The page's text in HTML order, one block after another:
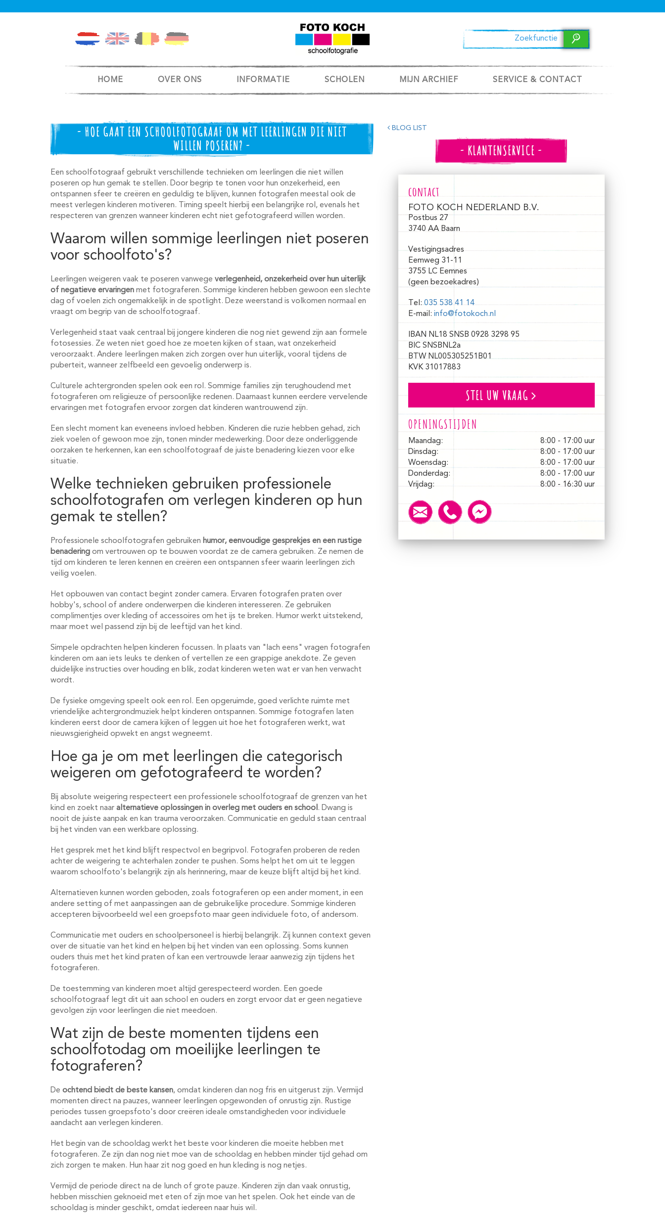
HOME OVER ONS INFORMATIE SCHOLEN MIJN ARCHIEF SERVICE & CONTACT
BLOG LIST
- HOE GAAT EEN SCHOOLFOTOGRAAF OM MET LEERLINGEN DIE NIET
WILLEN POSEREN? -
Een schoolfotograaf gebruikt verschillende technieken om leerlingen die niet willen
poseren op hun gemak te stellen. Door begrip te tonen voor hun onzekerheid, een
ontspannen sfeer te creëren en geduldig te blijven, kunnen fotografen meestal ook de
meest verlegen kinderen motiveren. Timing speelt hierbij een belangrijke rol, evenals het
respecteren van grenzen wanneer kinderen echt niet gefotografeerd willen worden.
Waarom willen sommige leerlingen niet poseren
voor schoolfoto's?
Leerlingen weigeren vaak te poseren vanwege verlegenheid, onzekerheid over hun uiterlijk
of negatieve ervaringen met fotograferen. Sommige kinderen hebben gewoon een slechte
dag of voelen zich ongemakkelijk in de spotlight. Deze weerstand is volkomen normaal en
vraagt om begrip van de schoolfotograaf.
Verlegenheid staat vaak centraal bij jongere kinderen die nog niet gewend zijn aan formele
fotosessies. Ze weten niet goed hoe ze moeten kijken of staan, wat onzekerheid
veroorzaakt. Andere leerlingen maken zich zorgen over hun uiterlijk, vooral tijdens de
puberteit, wanneer zelfbeeld een gevoelig onderwerp is.
Culturele achtergronden spelen ook een rol. Sommige families zijn terughoudend met
fotograferen om religieuze of persoonlijke redenen. Daarnaast kunnen eerdere vervelende
ervaringen met fotografen ervoor zorgen dat kinderen wantrouwend zijn.
Een slecht moment kan eveneens invloed hebben. Kinderen die ruzie hebben gehad, zich
ziek voelen of gewoon moe zijn, tonen minder medewerking. Door deze onderliggende
oorzaken te herkennen, kan een schoolfotograaf de juiste benadering kiezen voor elke
situatie.
Welke technieken gebruiken professionele
schoolfotografen om verlegen kinderen op hun
gemak te stellen?
Professionele schoolfotografen gebruiken humor, eenvoudige gesprekjes en een rustige
benadering om vertrouwen op te bouwen voordat ze de camera gebruiken. Ze nemen de
tijd om kinderen te leren kennen en creëren een ontspannen sfeer waarin leerlingen zich
veilig voelen.
Het opbouwen van contact begint zonder camera. Ervaren fotografen praten over
hobby's, school of andere onderwerpen die kinderen interesseren. Ze gebruiken
complimentjes over kleding of accessoires om het ijs te breken. Humor werkt uitstekend,
maar moet wel passend zijn bij de leeftijd van het kind.
Simpele opdrachten helpen kinderen focussen. In plaats van "lach eens" vragen fotografen
kinderen om aan iets leuks te denken of vertellen ze een grappige anekdote. Ze geven
duidelijke instructies over houding en blik, zodat kinderen weten wat er van hen verwacht
wordt.
De fysieke omgeving speelt ook een rol. Een opgeruimde, goed verlichte ruimte met
vriendelijke achtergrondmuziek helpt kinderen ontspannen. Sommige fotografen laten
kinderen eerst door de camera kijken of leggen uit hoe het fotograferen werkt, wat
nieuwsgierigheid opwekt en angst wegneemt.
Hoe ga je om met leerlingen die categorisch
weigeren om gefotografeerd te worden?
Bij absolute weigering respecteert een professionele schoolfotograaf de grenzen van het
kind en zoekt naar alternatieve oplossingen in overleg met ouders en school . Dwang is
nooit de juiste aanpak en kan trauma veroorzaken. Communicatie en geduld staan centraal
bij het vinden van een werkbare oplossing.
Het gesprek met het kind blijft respectvol en begripvol. Fotografen proberen de reden
achter de weigering te achterhalen zonder te pushen. Soms helpt het om uit te leggen
waarom schoolfoto's belangrijk zijn als herinnering, maar de keuze blijft altijd bij het kind.
Alternatieven kunnen worden geboden, zoals fotograferen op een ander moment, in een
andere setting of met aanpassingen aan de gebruikelijke procedure. Sommige kinderen
accepteren bijvoorbeeld wel een groepsfoto maar geen individuele foto, of andersom.
Communicatie met ouders en schoolpersoneel is hierbij belangrijk. Zij kunnen context geven
over de situatie van het kind en helpen bij het vinden van een oplossing. Soms kunnen
ouders thuis met het kind praten of kan een vertrouwde leraar aanwezig zijn tijdens het
fotograferen.
De toestemming van kinderen moet altijd gerespecteerd worden. Een goede
schoolfotograaf legt dit uit aan school en ouders en zorgt ervoor dat er geen negatieve
gevolgen zijn voor leerlingen die niet meedoen.
Wat zijn de beste momenten tijdens een
schoolfotodag om moeilijke leerlingen te
fotograferen?
De ochtend biedt de beste kansen, omdat kinderen dan nog fris en uitgerust zijn. Vermijd
momenten direct na pauzes, wanneer leerlingen opgewonden of onrustig zijn. Rustige
periodes tussen groepsfoto's door creëren ideale omstandigheden voor individuele
aandacht aan verlegen kinderen.
Het begin van de schooldag werkt het beste voor kinderen die moeite hebben met
fotograferen. Ze zijn dan nog niet moe van de schooldag en hebben minder tijd gehad om
zich zorgen te maken. Hun haar zit nog goed en hun kleding is nog netjes.
Vermijd de periode direct na de lunch of grote pauze. Kinderen zijn dan vaak onrustig,
hebben misschien geknoeid met eten of zijn moe van het spelen. Ook het einde van de
schooldag is minder geschikt, omdat iedereen naar huis wil.
- KLANTENSERVICE -
contact
FOTO KOCH NEDERLAND B.V.
Postbus 27
3740 AA Baarn
Vestigingsadres
Eemweg 31-11
3755 LC Eemnes
(geen bezoekadres)
Tel:035 538 41 14
E-mail: info@fotokoch.nl
IBAN NL18 SNSB 0928 3298 95
BIC SNSBNL2a
BTW NL005305251B01
KVK 31017883
STEL UW VRAAG
OPENINGSTIJDEN
Maandag:
8:00 - 17:00 uur
Dinsdag:
8:00 - 17:00 uur
Woensdag:
8:00 - 17:00 uur
Donderdag:
8:00 - 17:00 uur
Vrijdag:
8:00 - 16:30 uur